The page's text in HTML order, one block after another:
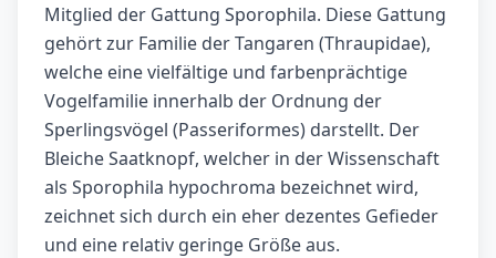
Mitglied der Gattung Sporophila. Diese Gattung
gehört zur Familie der Tangaren (Thraupidae),
welche eine vielfältige und farbenprächtige
Vogelfamilie innerhalb der Ordnung der
Sperlingsvögel (Passeriformes) darstellt. Der
Bleiche Saatknopf, welcher in der Wissenschaft
als Sporophila hypochroma bezeichnet wird,
zeichnet sich durch ein eher dezentes Gefieder
und eine relativ geringe Größe aus.